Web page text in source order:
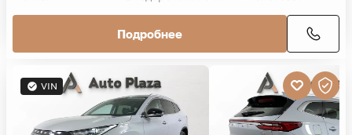
Подробнее
VIN